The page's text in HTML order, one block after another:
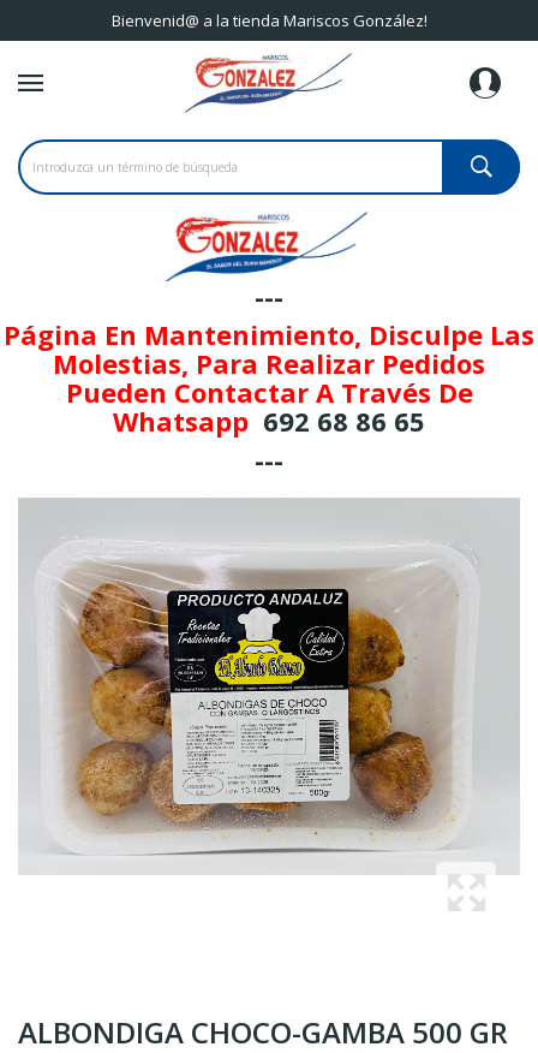
Bienvenid@ a la tienda Mariscos González!
---
Página En Mantenimiento, Disculpe Las
Molestias, Para Realizar Pedidos
Pueden Contactar A Través De
Whatsapp 692 68 86 65
---
ALBONDIGA CHOCO-GAMBA 500 GR